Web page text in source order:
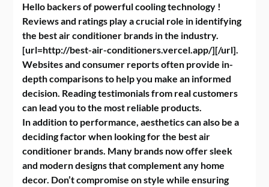
Hello backers of powerful cooling technology !
Reviews and ratings play a crucial role in identifying
the best air conditioner brands in the industry.
[url=http://best-air-conditioners.vercel.app/][/url].
Websites and consumer reports often provide in-
depth comparisons to help you make an informed
decision. Reading testimonials from real customers
can lead you to the most reliable products.
In addition to performance, aesthetics can also be a
deciding factor when looking for the best air
conditioner brands. Many brands now offer sleek
and modern designs that complement any home
decor. Don’t compromise on style while ensuring